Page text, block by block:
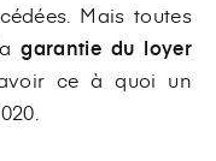
Mais toutes
garantie du loyer
ce à quoi un